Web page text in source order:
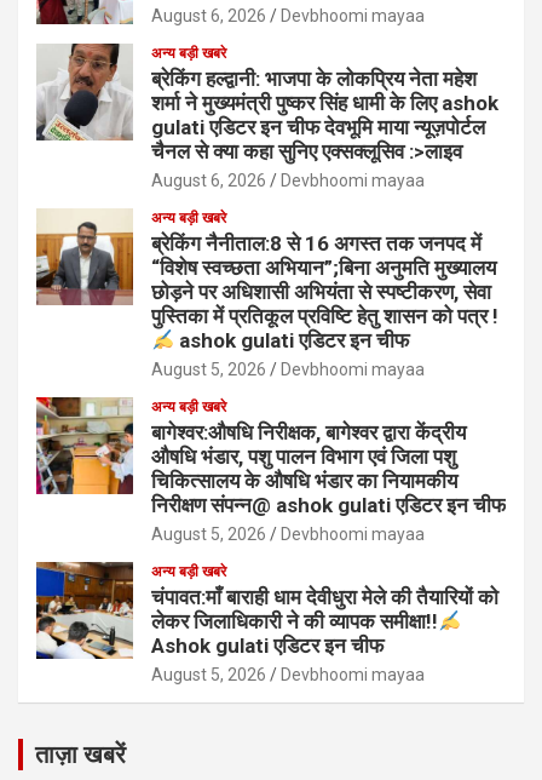
August 6, 2026 Devbhoomi mayaa
अन्य बड़ी खबरे
ब्रेकिंग हल्द्वानी: भाजपा के लोकप्रिय नेता महेश
शर्मा ने मुख्यमंत्री पुष्कर सिंह धामी के लिए ashok
gulati एडिटर इन चीफ देवभूमि माया न्यूज़पोर्टल
चैनल से क्या कहा सुनिए एक्सक्लूसिव :>लाइव
August 6, 2026 Devbhoomi mayaa
अन्य बड़ी खबरे
ब्रेकिंग नैनीताल:8 से 16 अगस्त तक जनपद में
“विशेष स्वच्छता अभियान”;बिना अनुमति मुख्यालय
छोड़ने पर अधिशासी अभियंता से स्पष्टीकरण, सेवा
पुस्तिका में प्रतिकूल प्रविष्टि हेतु शासन को पत्र !
ashok gulati एडिटर इन चीफ
August 5, 2026 Devbhoomi mayaa
अन्य बड़ी खबरे
बागेश्वर:औषधि निरीक्षक, बागेश्वर द्वारा केंद्रीय
औषधि भंडार, पशु पालन विभाग एवं जिला पशु
चिकित्सालय के औषधि भंडार का नियामकीय
निरीक्षण संपन्न@ ashok gulati एडिटर इन चीफ
August 5, 2026 Devbhoomi mayaa
अन्य बड़ी खबरे
चंपावत:माँ बाराही धाम देवीधुरा मेले की तैयारियों को
लेकर जिलाधिकारी ने की व्यापक समीक्षा!!
Ashok gulati एडिटर इन चीफ
August 5, 2026 Devbhoomi mayaa
ताज़ा खबरें